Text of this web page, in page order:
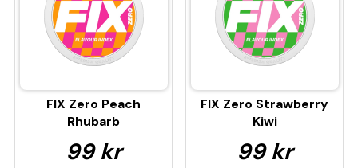
FIX Zero Peach
Rhubarb
99 kr
FIX Zero Strawberry
Kiwi
99 kr